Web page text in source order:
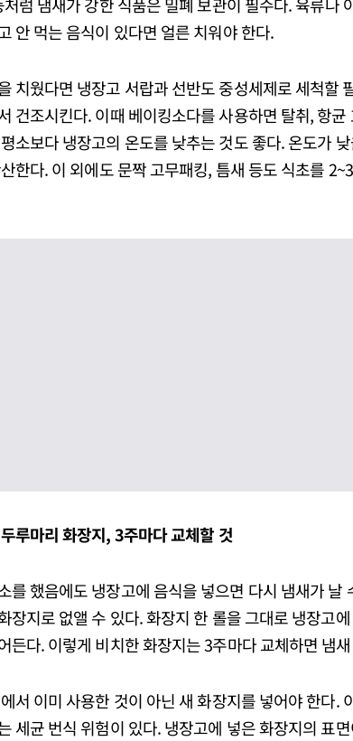
안 먹는 음식이 있다면 얼른 치워야 한다.
치웠다면 냉장고 서랍과 선반도 중성세제로 세척할
건조시킨다. 이때 베이킹소다를 사용하면 탈취, 항
소보다 냉장고의 온도를 낮추는 것도 좋다. 온도가
한다. 이 외에도 문짝 고무패킹, 틈새 등도 식초를
루마리 화장지, 3주마다 교체할 것
를 했음에도 냉장고에 음식을 넣으면 다시 냄새가 날
장지로 없앨 수 있다. 화장지 한 롤을 그대로 냉장고
든다. 이렇게 비치한 화장지는 3주마다 교체하면 냄
서 이미 사용한 것이 아닌 새 화장지를 넣어야 한다.
세균 번식 위험이 있다. 냉장고에 넣은 화장지의 표